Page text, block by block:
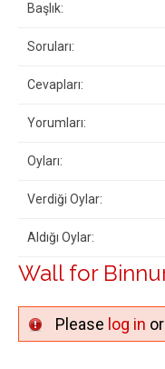
Başlık:
Soruları:
Cevapları:
Yorumları:
Oyları:
Verdiği Oylar:
Aldığı Oylar:
Wall for
Please log in or